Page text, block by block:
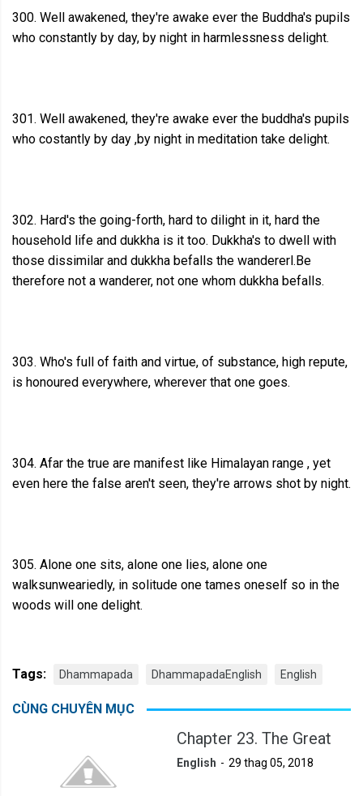
300. Well awakened, they're awake ever the Buddha's pupils
who constantly by day, by night in harmlessness delight.
301. Well awakened, they're awake ever the buddha's pupils
who costantly by day ,by night in meditation take delight.
302. Hard's the going-forth, hard to dilight in it, hard the
household life and dukkha is it too. Dukkha's to dwell with
those dissimilar and dukkha befalls the wandererl.Be
therefore not a wanderer, not one whom dukkha befalls.
303. Who's full of faith and virtue, of substance, high repute,
is honoured everywhere, wherever that one goes.
304. Afar the true are manifest like Himalayan range , yet
even here the false aren't seen, they're arrows shot by night.
305. Alone one sits, alone one lies, alone one
walksunweariedly, in solitude one tames oneself so in the
woods will one delight.
Tags: Dhammapada DhammapadaEnglish English
CÙNG CHUYÊN MỤC
Chapter 23. The Great
English 29 thag 05, 2018